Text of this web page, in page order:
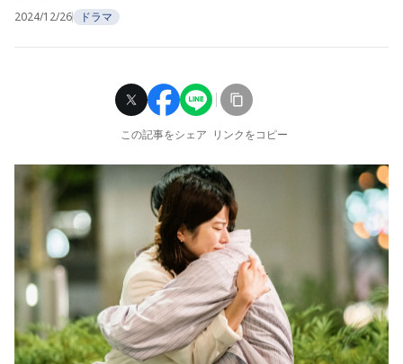
2024/12/26 ドラマ
この記事をシェア リンクをコピー